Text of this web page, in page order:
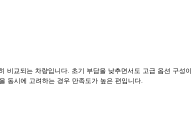
비교되는 차량입니다. 초기 부담을 낮추면서도 고급 옵션 구성이
동시에 고려하는 경우 만족도가 높은 편입니다.